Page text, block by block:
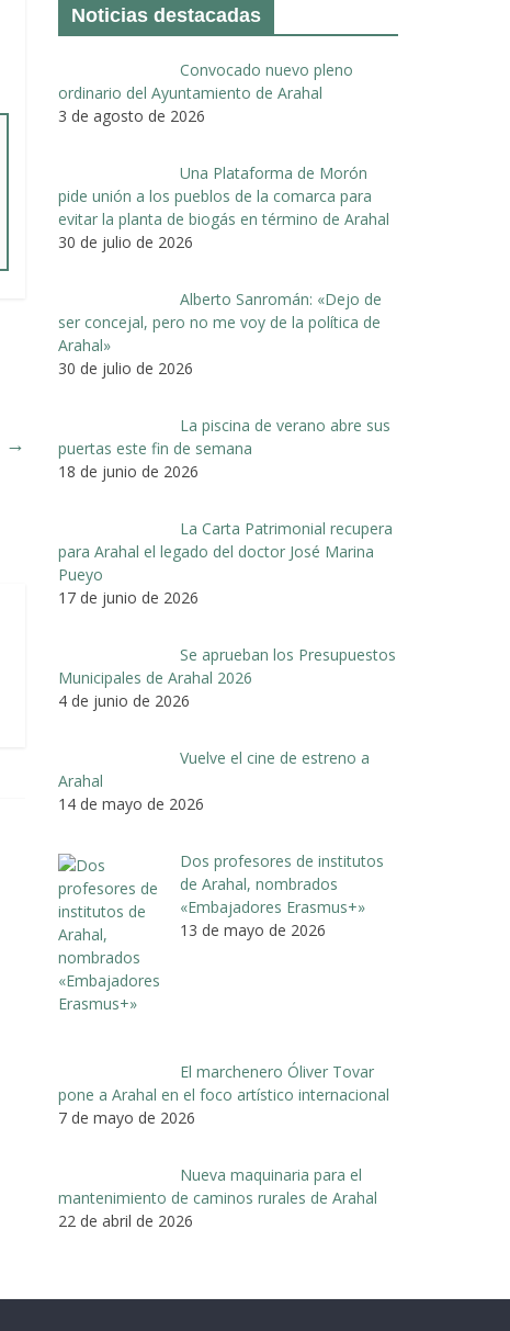
→
Noticias destacadas
Convocado nuevo pleno
ordinario del Ayuntamiento de Arahal
3 de agosto de 2026
Una Plataforma de Morón
pide unión a los pueblos de la comarca para
evitar la planta de biogás en término de Arahal
30 de julio de 2026
Alberto Sanromán: «Dejo de
ser concejal, pero no me voy de la política de
Arahal»
30 de julio de 2026
La piscina de verano abre sus
puertas este fin de semana
18 de junio de 2026
La Carta Patrimonial recupera
para Arahal el legado del doctor José Marina
Pueyo
17 de junio de 2026
Se aprueban los Presupuestos
Municipales de Arahal 2026
4 de junio de 2026
Vuelve el cine de estreno a
Arahal
14 de mayo de 2026
Dos profesores de institutos
de Arahal, nombrados
«Embajadores Erasmus+»
13 de mayo de 2026
El marchenero Óliver Tovar
pone a Arahal en el foco artístico internacional
7 de mayo de 2026
Nueva maquinaria para el
mantenimiento de caminos rurales de Arahal
22 de abril de 2026